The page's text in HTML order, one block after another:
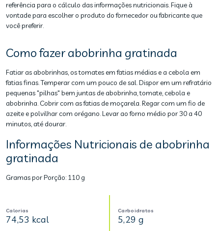
referência para o cálculo das informações nutricionais. Fique à
vontade para escolher o produto do fornecedor ou fabricante que
você preferir.
Como fazer abobrinha gratinada
Fatiar as abobrinhas, os tomates em fatias médias e a cebola em
fatias finas. Temperar com um pouco de sal. Dispor em um refratário
pequenas "pilhas" bem juntas de abobrinha, tomate, cebola e
abobrinha. Cobrir com as fatias de moçarela. Regar com um fio de
azeite e polvilhar com orégano. Levar ao forno médio por 30 a 40
minutos, até dourar.
Informações Nutricionais de abobrinha
gratinada
Gramas por Porção: 110 g
Calorias
74,53 kcal
Carboidratos
5,29 g